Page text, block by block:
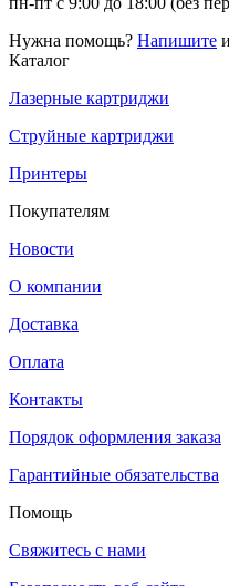
Нужна помощь? Напишите
Каталог
Лазерные картриджи
Струйные картриджи
Принтеры
Покупателям
Новости
О компании
Доставка
Оплата
Контакты
Порядок оформления заказа
Гарантийные обязательства
Помощь
Свяжитесь с нами